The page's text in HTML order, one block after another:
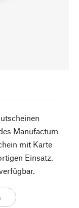
Manufactum
mit Karte
Einsatz.